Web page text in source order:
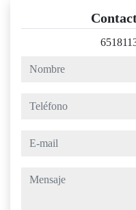
nombre
teléfono
e-mail
mensaje